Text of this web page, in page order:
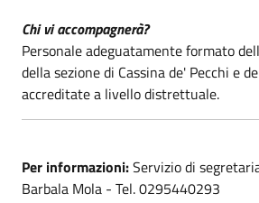
Chi vi accompagnerà?
Personale adeguatamente formato
della sezione di Cassina de' Pecchi e
accreditate a livello distrettuale.
Per informazioni:Servizio di
Barbala Mola - Tel. 0295440293